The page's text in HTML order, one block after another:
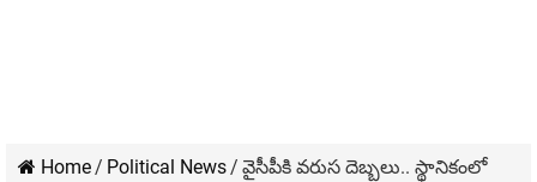
Home/ Political News/ వైసీపీకి వ‌రుస దెబ్బ‌లు.. స్థానికంలో